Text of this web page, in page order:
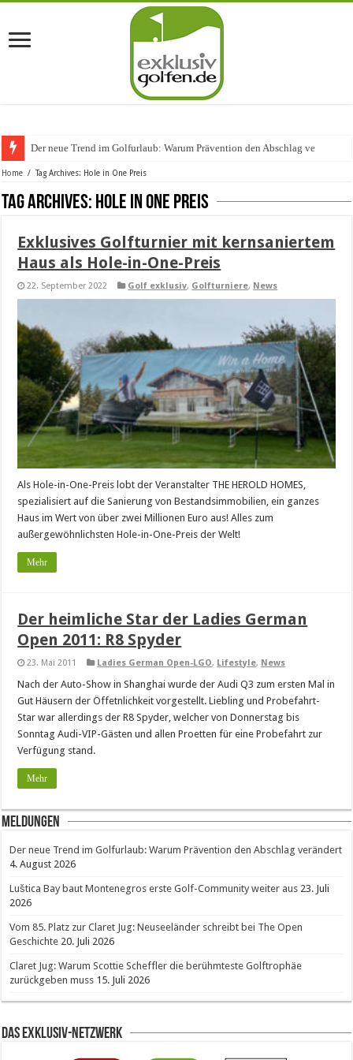
Der neue Trend im Golfurlaub: Warum Prävention den Abschlag verändert
Home / Tag Archives: Hole in One Preis
Tag Archives: Hole in One Preis
Exklusives Golfturnier mit kernsaniertem
Haus als Hole-in-One-Preis
22. September 2022 Golf exklusiv, Golfturniere, News
Als Hole-in-One-Preis lobt der Veranstalter THE HEROLD HOMES,
spezialisiert auf die Sanierung von Bestandsimmobilien, ein ganzes
Haus im Wert von über zwei Millionen Euro aus! Alles zum
außergewöhnlichsten Hole-in-One-Preis der Welt!
Mehr
Der heimliche Star der Ladies German
Open 2011: R8 Spyder
23. Mai 2011 Ladies German Open-LGO, Lifestyle, News
Nach der Auto-Show in Shanghai wurde der Audi Q3 zum ersten Mal in
Gut Häusern der Öffetnlichkeit vorgestellt. Liebling und Probefahrt-
Star war allerdings der R8 Spyder, welcher von Donnerstag bis
Sonntag Audi-VIP-Gästen und allen Proetten für eine Probefahrt zur
Verfügung stand.
Mehr
Meldungen
Der neue Trend im Golfurlaub: Warum Prävention den Abschlag verändert
4. August 2026
Luštica Bay baut Montenegros erste Golf-Community weiter aus 23. Juli
2026
Vom 85. Platz zur Claret Jug: Neuseeländer schreibt bei The Open
Geschichte 20. Juli 2026
Claret Jug: Warum Scottie Scheffler die berühmteste Golftrophäe
zurückgeben muss 15. Juli 2026
Das Exklusiv-Netzwerk